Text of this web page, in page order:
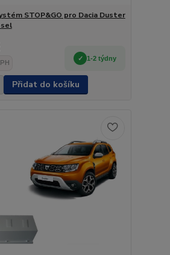
STOP&GO pro Dacia Duster
1-2 týdny
Přidat do košíku